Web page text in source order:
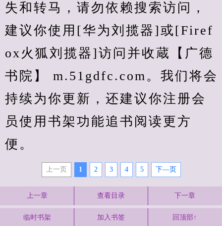
失和转马，请勿依赖搜索访问，
建议你使用[华为刘揽器]或[Firef
ox火狐刘揽器]访问并收蔵【广德
书院】 m.51gdfc.com。我们将会
持续为你更新，还建议你注册会
员使用书架功能追书阅读更方
便。
上一页 1 2 3 4 5 下—页
上一章 查看目录 下一章
临时书架 加入书签 回顶部↑